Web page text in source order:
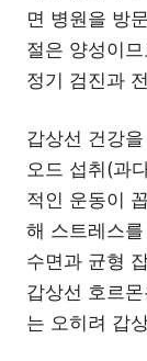
면 병원을 방
절은 양성이
정기 검진과
갑상선 건강
오드 섭취(과
적인 운동이
해 스트레스
수면과 균형
갑상선 호르
는 오히려 갑